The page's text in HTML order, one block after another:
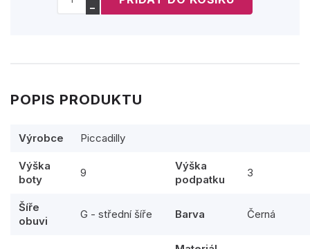
−
POPIS PRODUKTU
Výrobce Piccadilly
Výška
boty
9
Výška
podpatku
3
Šíře
obuvi
G - střední šíře Barva Černá